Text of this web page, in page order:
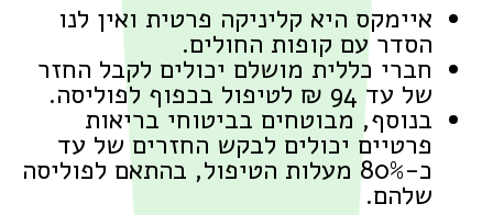
איימקס היא קליניקה פרטית ואין לנו
הסדר עם קופות החולים.
חברי כללית מושלם יכולים לקבל החזר
של עד 94 ₪ לטיפול בכפוף לפוליסה.
בנוסף, מבוטחים בביטוחי בריאות
פרטיים יכולים לבקש החזרים של עד
כ-80% מעלות הטיפול, בהתאם לפוליסה
שלהם.